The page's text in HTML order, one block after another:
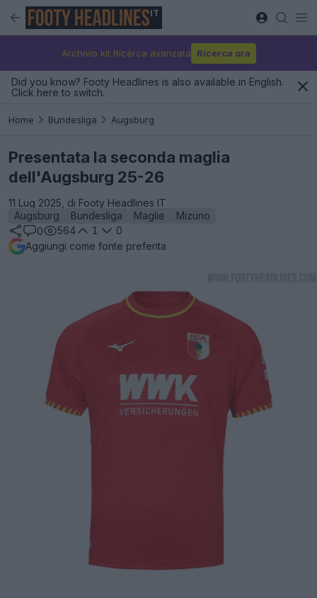
IT
Archivio kit Ricerca avanzata Ricerca ora
Did you know? Footy Headlines is also available in English.
Click here to switch.
Home Bundesliga Augsburg
Presentata la seconda maglia
dell'Augsburg 25-26
11 Lug 2025, di Footy Headlines IT
Augsburg
Bundesliga Maglie
Mizuno
0
564 1
0
Aggiungi come fonte preferita